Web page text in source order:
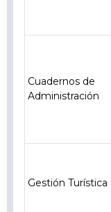
Cuadernos de
Administración
Gestión Turística